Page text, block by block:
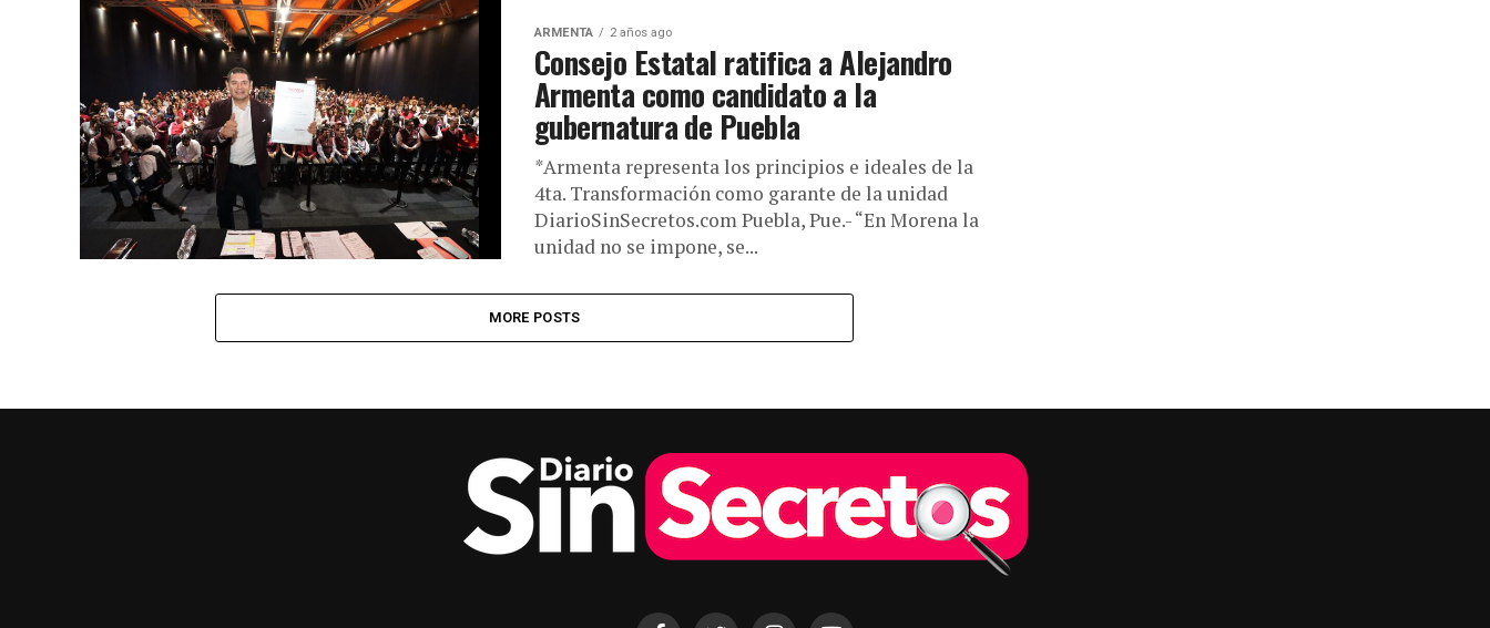
ARMENTA 2 años ago
Consejo Estatal ratifica a Alejandro
Armenta como candidato a la
gubernatura de Puebla
*Armenta representa los principios e ideales de la
4ta. Transformación como garante de la unidad
DiarioSinSecretos.com Puebla, Pue.- “En Morena la
unidad no se impone, se...
MORE POSTS